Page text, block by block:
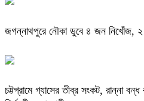
জগন্নাথপুরে নৌকা ডুবে ৪ জন নিখোঁজ, ২
চট্টগ্রামে গ্যাসের তীব্র সংকট, রান্না